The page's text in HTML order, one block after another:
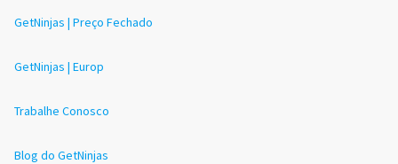
GetNinjas | Preço Fechado
GetNinjas | Europ
Trabalhe Conosco
Blog do GetNinjas